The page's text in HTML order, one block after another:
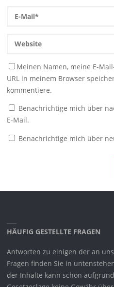
Meinen Namen, meine E-
URL in meinem Browser
kommentiere.
Benachrichtige mich über
E-Mail.
Benachrichtige mich über
HÄUFIG GESTELLTE FRAGEN
Antworten zu einigen der an
Fragen finden Sie in
der Inhalte kann schon